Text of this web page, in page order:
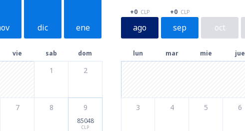
dic ene
vie sab dom
1 2
7 8 9
85048
CLP
ago
+0 CLP
sep
+0 CLP
oct
lun mar mie jue
3 4 5 6